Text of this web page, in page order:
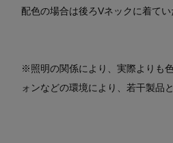
配色の場合は後ろVネックに着てい
※照明の関係により、実際よりも
ォンなどの環境により、若干製品